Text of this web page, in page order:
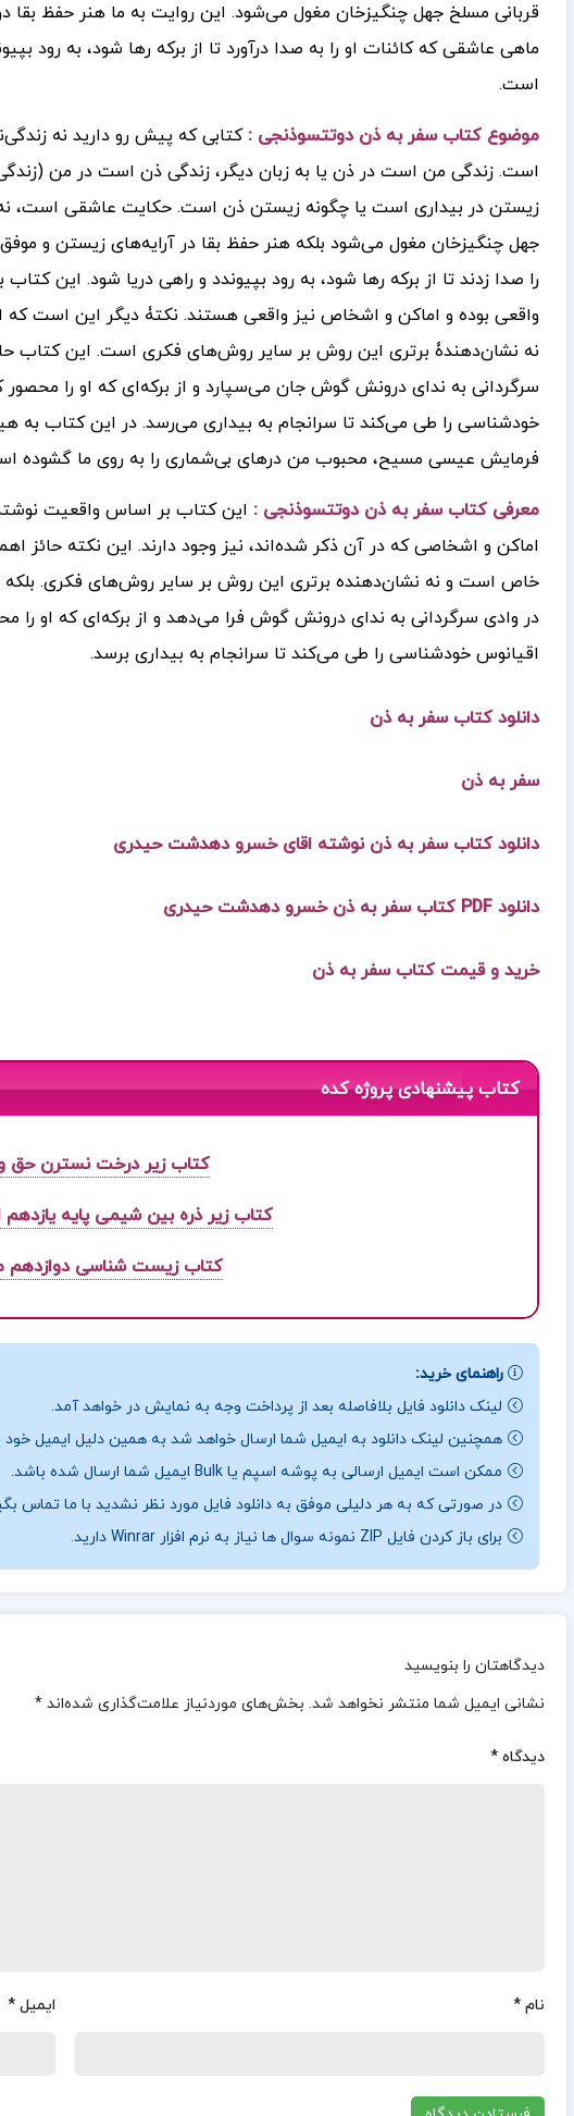
قربانی مسلخ جهل چنگیزخان مغول می‌شود. این روایت به ما هنر حفظ بقا
ماهی عاشقی که کائنات او را به صدا درآورد تا از برکه رها شود، به رود
است.
موضوع کتاب سفر به ذن دوتتسوذنجی :کتابی که پیش رو دارید نه
است. زندگی من است در ذن یا به زبان دیگر، زندگی ذن است در من
زیستن در بیداری است یا چگونه زیستن ذن است. حکایت عاشقی است،
جهل چنگیزخان مغول می‌شود بلکه هنر حفظ بقا در آرایه‌های زیستن و
را صدا زدند تا از برکه رها شود، به رود بپیوندد و راهی دریا شود. این
واقعی بوده و اماکن و اشخاص نیز واقعی هستند. نکتۀ دیگر این است
نه نشان‌دهندۀ برتری این روش بر سایر روش‌های فکری است. این کتاب
سرگردانی به ندای درونش گوش جان می‌سپارد و از برکه‌ای که او را
خودشناسی را طی می‌کند تا سرانجام به بیداری می‌رسد. در این کتاب به
فرمایش عیسی مسیح، محبوب من درهای بی‌شماری را به روی ما گشوده
معرفی کتاب سفر به ذن دوتتسوذنجی : این کتاب بر اساس واقعیت
اماکن و اشخاصی که در آن ذکر شده‌اند، نیز وجود دارند. این نکته
خاص است و نه نشان‌دهنده برتری این روش بر سایر روش‌های فکری. بلکه
در وادی سرگردانی به ندای درونش گوش فرا می‌دهد و از برکه‌ای که او را
اقیانوس خودشناسی را طی می‌کند تا سرانجام به بیداری برسد.
دانلود کتاب سفر به ذن
سفر به ذن
دانلود کتاب سفر به ذن نوشته اقای خسرو دهدشت حیدری
دانلود PDF کتاب سفر به ذن خسرو دهدشت حیدری
خرید و قیمت کتاب سفر به ذن
کتاب پیشنهادی پروژه کده
کتاب زیر درخت نسترن حق
کتاب زیر ذره بین شیمی پایه
کتاب زیست شناسی دوازدهم
راهنمای خرید:
لینک دانلود فایل بلافاصله بعد از پرداخت وجه به نمایش در خواهد آمد.
همچنین لینک دانلود به ایمیل شما ارسال خواهد شد به همین دلیل ایمیل خود
ممکن است ایمیل ارسالی به پوشه اسپم یا Bulk ایمیل شما ارسال شده باشد.
در صورتی که به هر دلیلی موفق به دانلود فایل مورد نظر نشدید با ما تماس
برای باز کردن فایل ZIP نمونه سوال ها نیاز به نرم افزار Winrar دارید.
دیدگاهتان را بنویسید
نشانی ایمیل شما منتشر نخواهد شد. بخش‌های موردنیاز علامت‌گذاری شده‌اند *
دیدگاه *
نام * ایمیل *